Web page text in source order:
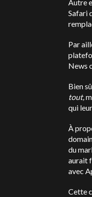
Autre
Safari
Par
News
Bien
tout,
qui
À
du
aurait
avec
Cette